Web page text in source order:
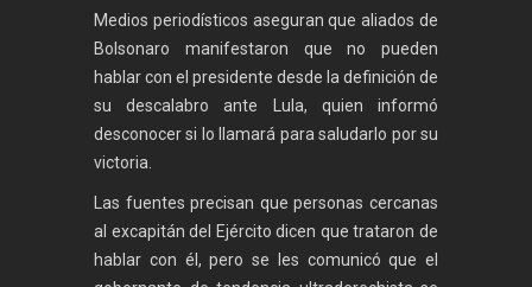
Medios periodísticos aseguran que aliados de
Bolsonaro manifestaron que no pueden
hablar con el presidente desde la definición de
su descalabro ante Lula, quien informó
desconocer si lo llamará para saludarlo por su
victoria.
Las fuentes precisan que personas cercanas
al excapitán del Ejército dicen que trataron de
hablar con él, pero se les comunicó que el